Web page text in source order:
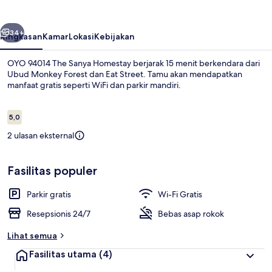
Berikutnya
34+
RingkasanKamarLokasiKebijakan
OYO 94014 The Sanya Homestay berjarak 15 menit berkendara dari
Ubud Monkey Forest dan Eat Street. Tamu akan mendapatkan
manfaat gratis seperti WiFi dan parkir mandiri.
Ulasan
5,05,0 dari 10
2 ulasan eksternal
Fasilitas populer
Parkir gratis
Wi-Fi Gratis
Resepsionis 24/7
Bebas asap rokok
Lihat semua
Fasilitas utama (4)